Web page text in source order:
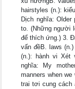
hairstyles (n.):
Dịch nghĩa: Older
to. (Những người
để thích ứng.) 3.
vấn đềB. laws
(n.): hành vi Xét
nghĩa: My
manners when
trai tơi cung cách